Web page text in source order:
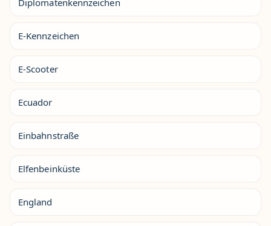
E-Kennzeichen
E-Scooter
Ecuador
Einbahnstraße
Elfenbeinküste
England